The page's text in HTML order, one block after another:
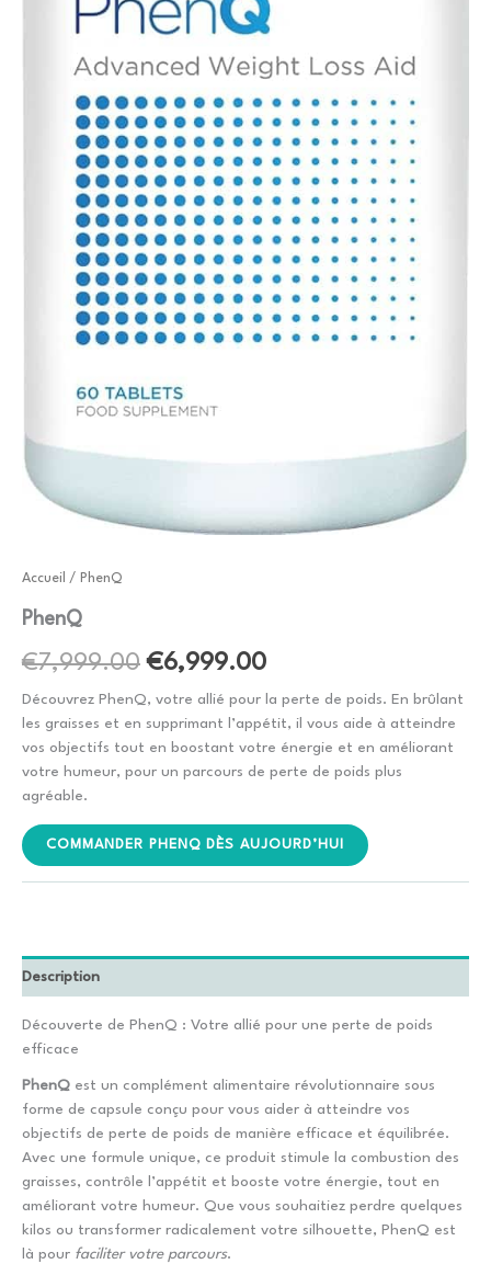
Accueil / PhenQ
PhenQ
€7,999.00 Le
prix
initial
était :
€7,999.00.
€6,999.00Le
prix
actuel
est :
€6,999.00.
Découvrez PhenQ, votre allié pour la perte de poids. En brûlant
les graisses et en supprimant l’appétit, il vous aide à atteindre
vos objectifs tout en boostant votre énergie et en améliorant
votre humeur, pour un parcours de perte de poids plus
agréable.
COMMANDER PHENQ DÈS AUJOURD’HUI
Description
Découverte de PhenQ : Votre allié pour une perte de poids
efficace
PhenQ est un complément alimentaire révolutionnaire sous
forme de capsule conçu pour vous aider à atteindre vos
objectifs de perte de poids de manière efficace et équilibrée.
Avec une formule unique, ce produit stimule la combustion des
graisses, contrôle l’appétit et booste votre énergie, tout en
améliorant votre humeur. Que vous souhaitiez perdre quelques
kilos ou transformer radicalement votre silhouette, PhenQ est
là pour faciliter votre parcours.